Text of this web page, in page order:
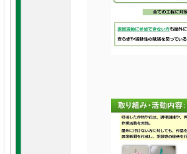
歯科口腔外科
健康管理センター